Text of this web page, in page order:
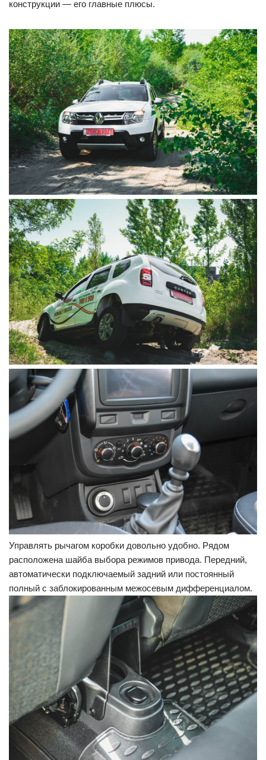
конструкции — его главные плюсы.
Управлять рычагом коробки довольно удобно. Рядом
расположена шайба выбора режимов привода. Передний,
автоматически подключаемый задний или постоянный
полный с заблокированным межосевым дифференциалом.